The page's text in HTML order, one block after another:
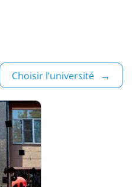
Choisir l’université